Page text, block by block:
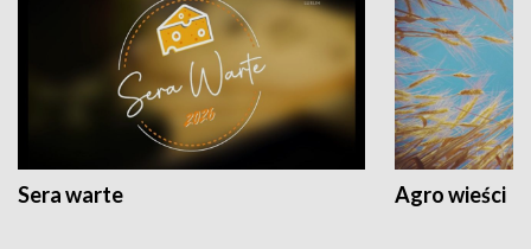
Sera warte Agro wieści